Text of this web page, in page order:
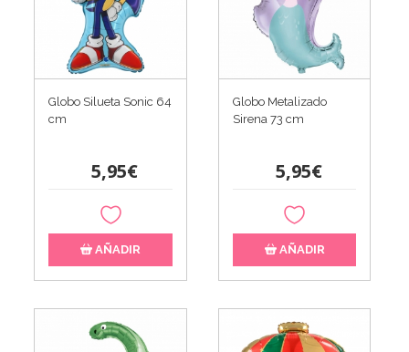
Globo Silueta Sonic 64
cm
5,95€
AÑADIR
Globo Metalizado
Sirena 73 cm
5,95€
AÑADIR